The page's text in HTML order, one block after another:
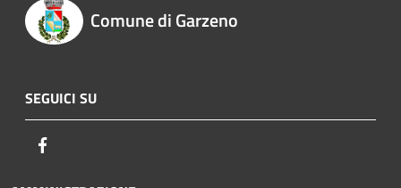
Comune di Garzeno
SEGUICI SU